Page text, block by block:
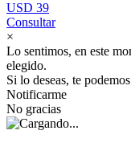
USD 39
Consultar
×
Lo sentimos, en este
elegido.
Si lo deseas, te
Notificarme
No gracias